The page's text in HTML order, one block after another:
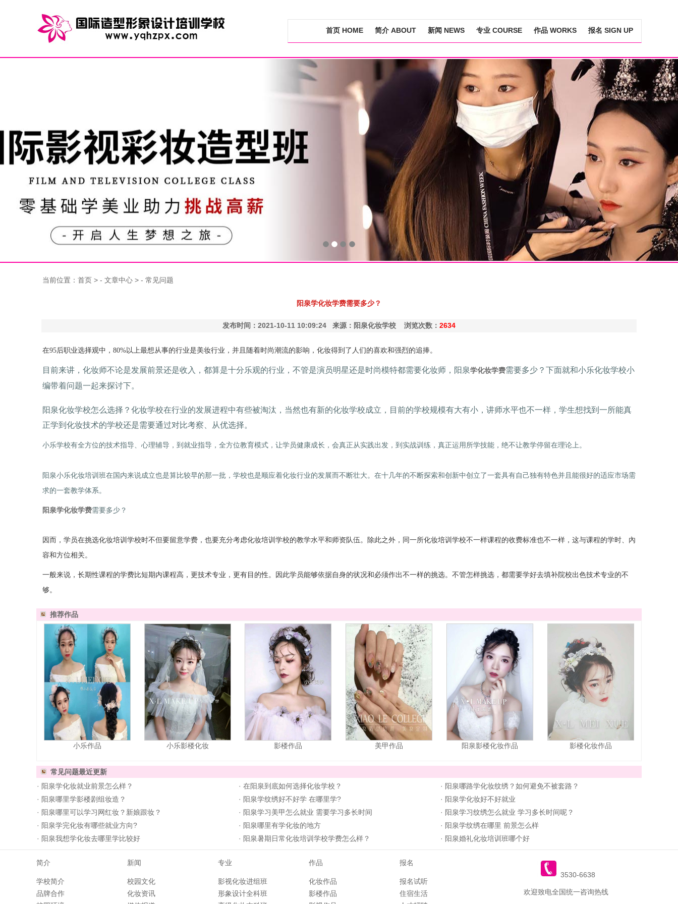
首页 HOME 简介 ABOUT 新闻 NEWS 专业 COURSE 作品 WORKS 报名 SIGN UP
当前位置： 首页 > - 文章中心 > - 常见问题
阳泉学化妆学费需要多少？
发布时间：2021-10-11 10:09:24 来源：阳泉化妆学校 浏览次数： 2634
在95后职业选择观中，80%以上最想从事的行业是美妆行业，并且随着时尚潮流的影响，化妆得到了人们的喜欢和强烈的追捧。
目前来讲，化妆师不论是发展前景还是收入，都算是十分乐观的行业，不管是演员明星还是时尚模特都需要化妆师，阳泉学化妆学费需要多少？下面就和小乐化妆学校小
编带着问题一起来探讨下。
阳泉化妆学校怎么选择？化妆学校在行业的发展进程中有些被淘汰，当然也有新的化妆学校成立，目前的学校规模有大有小，讲师水平也不一样，学生想找到一所能真
正学到化妆技术的学校还是需要通过对比考察、从优选择。
小乐学校有全方位的技术指导、心理辅导，到就业指导，全方位教育模式，让学员健康成长，会真正从实践出发，到实战训练，真正运用所学技能，绝不让教学停留在理论上。
阳泉小乐化妆培训班在国内来说成立也是算比较早的那一批，学校也是顺应着化妆行业的发展而不断壮大。在十几年的不断探索和创新中创立了一套具有自己独有特色并且能很好的适应市场需
求的一套教学体系。
阳泉学化妆学费需要多少？
因而，学员在挑选化妆培训学校时不但要留意学费，也要充分考虑化妆培训学校的教学水平和师资队伍。除此之外，同一所化妆培训学校不一样课程的收费标准也不一样，这与课程的学时、內
容和方位相关。
一般来说，长期性课程的学费比短期内课程高，更技术专业，更有目的性。因此学员能够依据自身的状况和必须作出不一样的挑选。不管怎样挑选，都需要学好去填补院校出色技术专业的不
够。
推荐作品
小乐作品 小乐影楼化妆 影楼作品 美甲作品 阳泉影楼化妆作品 影楼化妆作品
常见问题最近更新
· 阳泉学化妆就业前景怎么样？ · 在阳泉到底如何选择化妆学校？ · 阳泉哪路学化妆纹绣？如何避免不被套路？
· 阳泉哪里学影楼剧组妆造？ · 阳泉学纹绣好不好学 在哪里学? · 阳泉学化妆好不好就业
· 阳泉哪里可以学习网红妆？新娘跟妆？ · 阳泉学习美甲怎么就业 需要学习多长时间 · 阳泉学习纹绣怎么就业 学习多长时间呢？
· 阳泉学完化妆有哪些就业方向? · 阳泉哪里有学化妆的地方 · 阳泉学纹绣在哪里 前景怎么样
· 阳泉我想学化妆去哪里学比较好 · 阳泉暑期日常化妆培训学校学费怎么样？ · 阳泉婚礼化妆培训班哪个好
简介 新闻 专业 作品
报名
3530-6638
欢迎致电全国统一咨询热线
学校简介 校园文化 影视化妆进组班 化妆作品
报名试听
品牌合作
化妆资讯 形象设计全科班 影楼作品
住宿生活